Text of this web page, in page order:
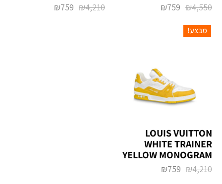
₪4,550
₪759
₪4,210
₪759
מבצע!
‏LOUIS VUITTON
TRAINER ‏WHITE
YELLOW MONOGRAM
₪4,210
₪759